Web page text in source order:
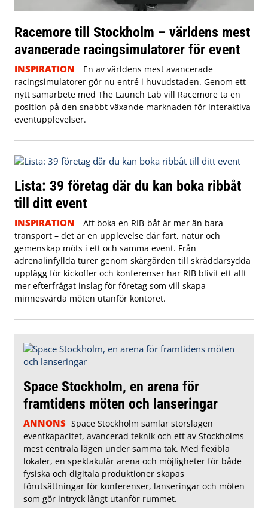
Racemore till Stockholm – världens mest
avancerade racingsimulatorer för event
INSPIRATION
En av världens mest avancerade
racingsimulatorer gör nu entré i huvudstaden. Genom ett
nytt samarbete med The Launch Lab vill Racemore ta en
position på den snabbt växande marknaden för interaktiva
eventupplevelser.
Lista: 39 företag där du kan boka ribbåt
till ditt event
INSPIRATION
Att boka en RIB-båt är mer än bara
transport – det är en upplevelse där fart, natur och
gemenskap möts i ett och samma event. Från
adrenalinfyllda turer genom skärgården till skräddarsydda
upplägg för kickoffer och konferenser har RIB blivit ett allt
mer efterfrågat inslag för företag som vill skapa
minnesvärda möten utanför kontoret.
Space Stockholm, en arena för
framtidens möten och lanseringar
ANNONS Space Stockholm samlar storslagen
eventkapacitet, avancerad teknik och ett av Stockholms
mest centrala lägen under samma tak. Med flexibla
lokaler, en spektakulär arena och möjligheter för både
fysiska och digitala produktioner skapas
förutsättningar för konferenser, lanseringar och möten
som gör intryck långt utanför rummet.